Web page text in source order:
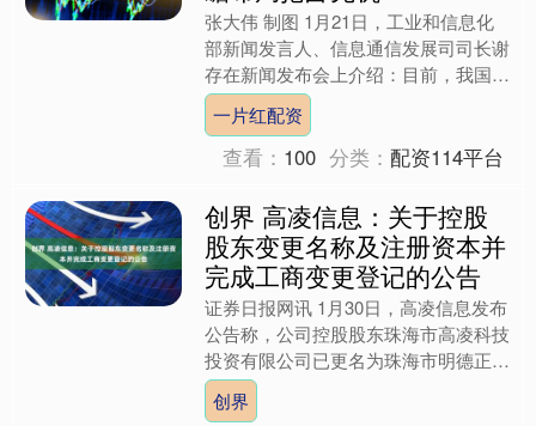
张大伟 制图 1月21日，工业和信息化
部新闻发言人、信息通信发展司司长谢
存在新闻发布会上介绍：目前，我国
5G标准必要专利声明量全球占比达
42%；6G研发已完成第....
一片红配资
查看： 100 分类：配资114平台
创界 高凌信息：关于控股
股东变更名称及注册资本并
完成工商变更登记的公告
证券日报网讯 1月30日，高凌信息发布
公告称，公司控股股东珠海市高凌科技
投资有限公司已更名为珠海市明德正泓
投资有限公司，注册资本由1000万元
变更为3000万元....
创界